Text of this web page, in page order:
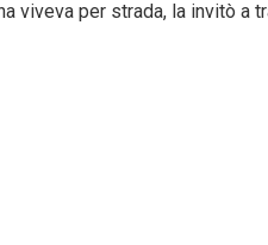
viveva per strada, la invitò a